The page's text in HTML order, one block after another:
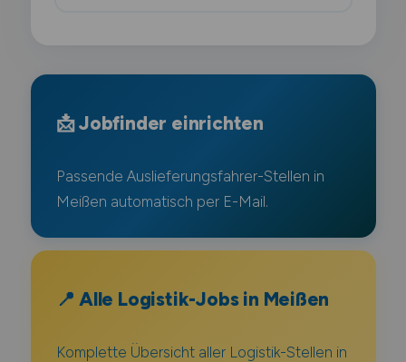
📩 Jobfinder einrichten
Passende Auslieferungsfahrer-Stellen in
Meißen automatisch per E-Mail.
📍 Alle Logistik-Jobs in Meißen
Komplette Übersicht aller Logistik-Stellen in